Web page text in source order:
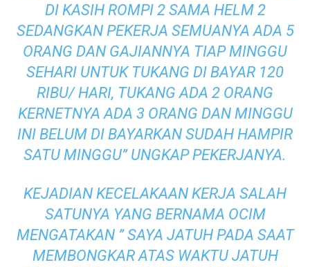
DI KASIH ROMPI 2 SAMA HELM 2
SEDANGKAN PEKERJA SEMUANYA ADA 5
ORANG DAN GAJIANNYA TIAP MINGGU
SEHARI UNTUK TUKANG DI BAYAR 120
RIBU/ HARI, TUKANG ADA 2 ORANG
KERNETNYA ADA 3 ORANG DAN MINGGU
INI BELUM DI BAYARKAN SUDAH HAMPIR
SATU MINGGU” UNGKAP PEKERJANYA.
KEJADIAN KECELAKAAN KERJA SALAH
SATUNYA YANG BERNAMA OCIM
MENGATAKAN ” SAYA JATUH PADA SAAT
MEMBONGKAR ATAS WAKTU JATUH